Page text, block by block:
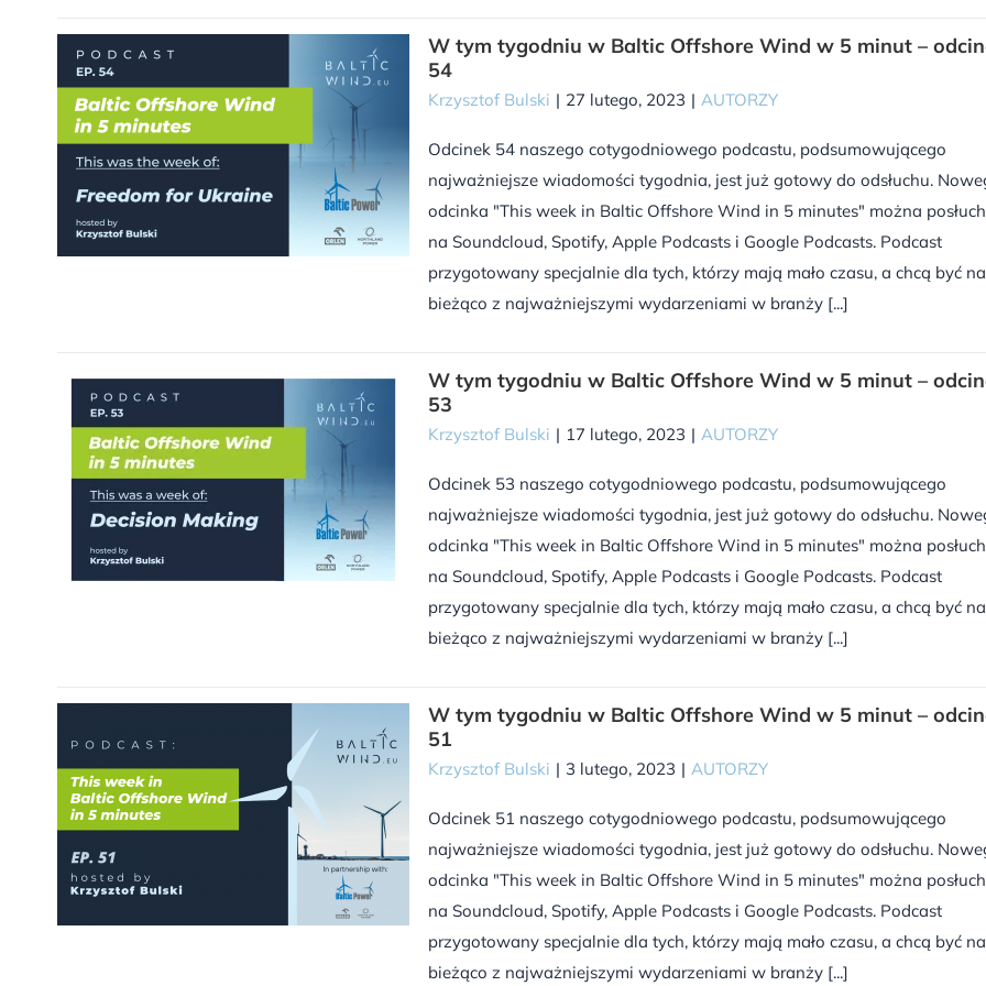
W tym tygodniu w Baltic Offshore Wind w 5 minut –
54
Krzysztof Bulski | 27 lutego, 2023 | AUTORZY
Odcinek 54 naszego cotygodniowego podcastu, podsumowującego
najważniejsze wiadomości tygodnia, jest już gotowy do odsłuchu.
odcinka "This week in Baltic Offshore Wind in 5 minutes" można
na Soundcloud, Spotify, Apple Podcasts i Google Podcasts. Podcast
przygotowany specjalnie dla tych, którzy mają mało czasu, a chcą być na
bieżąco z najważniejszymi wydarzeniami w branży [...]
W tym tygodniu w Baltic Offshore Wind w 5 minut –
53
Krzysztof Bulski | 17 lutego, 2023 | AUTORZY
Odcinek 53 naszego cotygodniowego podcastu, podsumowującego
najważniejsze wiadomości tygodnia, jest już gotowy do odsłuchu.
odcinka "This week in Baltic Offshore Wind in 5 minutes" można
na Soundcloud, Spotify, Apple Podcasts i Google Podcasts. Podcast
przygotowany specjalnie dla tych, którzy mają mało czasu, a chcą być na
bieżąco z najważniejszymi wydarzeniami w branży [...]
W tym tygodniu w Baltic Offshore Wind w 5 minut –
51
Krzysztof Bulski | 3 lutego, 2023 | AUTORZY
Odcinek 51 naszego cotygodniowego podcastu, podsumowującego
najważniejsze wiadomości tygodnia, jest już gotowy do odsłuchu.
odcinka "This week in Baltic Offshore Wind in 5 minutes" można
na Soundcloud, Spotify, Apple Podcasts i Google Podcasts. Podcast
przygotowany specjalnie dla tych, którzy mają mało czasu, a chcą być na
bieżąco z najważniejszymi wydarzeniami w branży [...]